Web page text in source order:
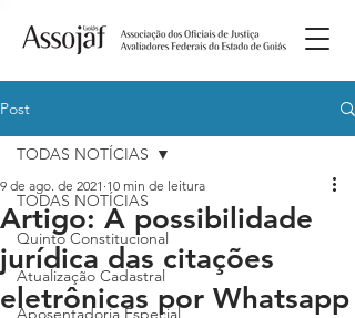
Post
TODAS NOTÍCIAS
Quinto Constitucional
Atualização Cadastral
Aposentadoria Especial
TODAS NOTÍCIAS
Artigo: A possibilidade
jurídica das citações
eletrônicas por Whatsapp
9 de ago. de 2021 10 min de leitura